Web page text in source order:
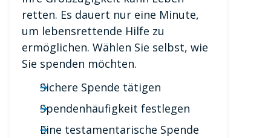
retten. Es dauert nur eine Minute,
um lebensrettende Hilfe zu
ermöglichen. Wählen Sie selbst, wie
Sie spenden möchten.
Sichere Spende tätigen
Spendenhäufigkeit festlegen
Eine testamentarische Spende